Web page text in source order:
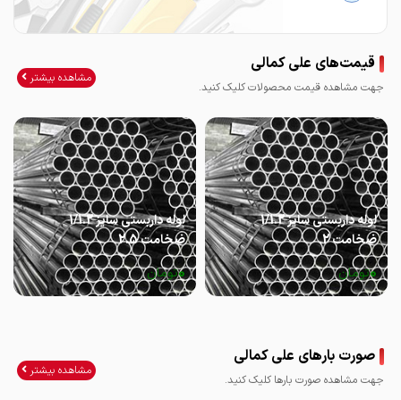
قیمت‌های علی کمالی
جهت مشاهده قیمت محصولات کلیک کنید.
مشاهده بیشتر
لوله داربستی سایز 1/1.2
ضخامت 2
0تومان
لوله داربستی سایز 1/1.2
ضخامت 2.5
0تومان
صورت بارهای علی کمالی
جهت مشاهده صورت بارها کلیک کنید.
مشاهده بیشتر